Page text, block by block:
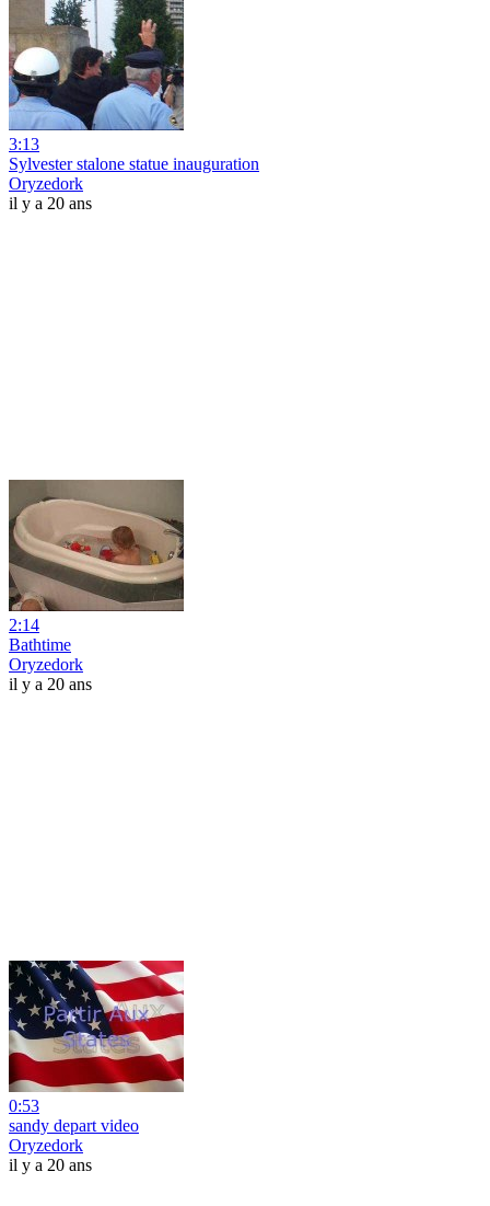
3:13
Sylvester stalone statue inauguration
Oryzedork
il y a 20 ans
2:14
Bathtime
Oryzedork
il y a 20 ans
0:53
sandy depart video
Oryzedork
il y a 20 ans